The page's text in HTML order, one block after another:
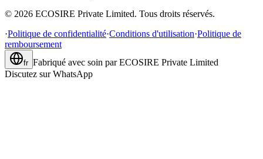
© 2026 ECOSIRE Private Limited. Tous droits réservés.
·Politique de confidentialité·Conditions d'utilisation·Politique de
remboursement
fr Fabriqué avec soin par ECOSIRE Private Limited
Discutez sur WhatsApp